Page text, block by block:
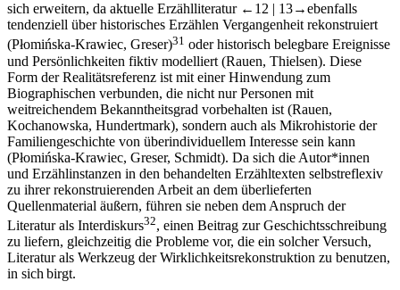
sich erweitern, da aktuelle Erzählliteratur ←12 | 13→ebenfalls
tendenziell über historisches Erzählen Vergangenheit rekonstruiert
(Płomińska-Krawiec, Greser)31 oder historisch belegbare Ereignisse
und Persönlichkeiten fiktiv modelliert (Rauen, Thielsen). Diese
Form der Realitätsreferenz ist mit einer Hinwendung zum
Biographischen verbunden, die nicht nur Personen mit
weitreichendem Bekanntheitsgrad vorbehalten ist (Rauen,
Kochanowska, Hundertmark), sondern auch als Mikrohistorie der
Familiengeschichte von überindividuellem Interesse sein kann
(Płomińska-Krawiec, Greser, Schmidt). Da sich die Autor*innen
und Erzählinstanzen in den behandelten Erzähltexten selbstreflexiv
zu ihrer rekonstruierenden Arbeit an dem überlieferten
Quellenmaterial äußern, führen sie neben dem Anspruch der
Literatur als Interdiskurs32, einen Beitrag zur Geschichtsschreibung
zu liefern, gleichzeitig die Probleme vor, die ein solcher Versuch,
Literatur als Werkzeug der Wirklichkeitsrekonstruktion zu benutzen,
in sich birgt.